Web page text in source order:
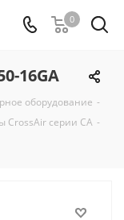
0
16GA
оборудование -
CrossAir серии CA -